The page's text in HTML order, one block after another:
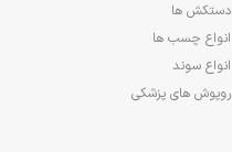
دستکش ها
انواع چسب ها
انواع سوند
روپوش های پزشکی